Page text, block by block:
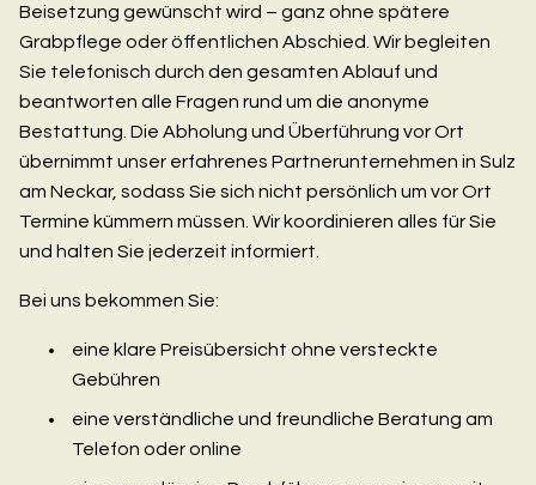
Beisetzung gewünscht wird – ganz ohne spätere
Grabpflege oder öffentlichen Abschied. Wir begleiten
Sie telefonisch durch den gesamten Ablauf und
beantworten alle Fragen rund um die anonyme
Bestattung. Die Abholung und Überführung vor Ort
übernimmt unser erfahrenes Partnerunternehmen in Sulz
am Neckar, sodass Sie sich nicht persönlich um vor Ort
Termine kümmern müssen. Wir koordinieren alles für Sie
und halten Sie jederzeit informiert.
Bei uns bekommen Sie:
eine klare Preisübersicht ohne versteckte
Gebühren
eine verständliche und freundliche Beratung am
Telefon oder online